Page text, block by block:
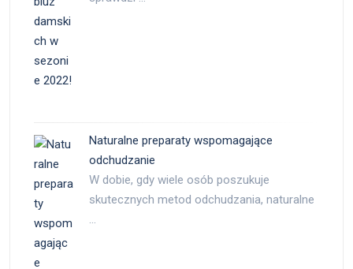
Naturalne preparaty wspomagające
odchudzanie
W dobie, gdy wiele osób poszukuje
skutecznych metod odchudzania, naturalne
…